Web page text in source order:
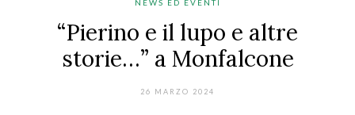
NEWS ED EVENTI
“Pierino e il lupo e altre
storie…” a Monfalcone
26 MARZO 2024